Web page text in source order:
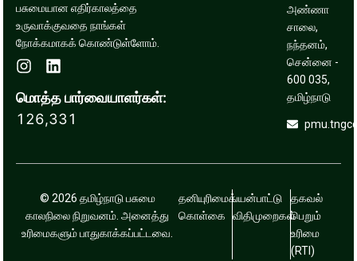
பசுமையான எதிர்காலத்தை
உருவாக்குவதை நாங்கள்
நோக்கமாகக் கொண்டுள்ளோம்.
மொத்த பார்வையாளர்கள்:
126,331
அண்ணா
சாலை,
நந்தனம்,
சென்னை -
600 035,
தமிழ்நாடு
© 2026 தமிழ்நாடு பசுமை
காலநிலை நிறுவனம். அனைத்து
உரிமைகளும் பாதுகாக்கப்பட்டவை.
தனியுரிமைக்
கொள்கை
பயன்பாட்டு
விதிமுறைகள்
தகவல்
பெறும்
உரிமை
(RTI)